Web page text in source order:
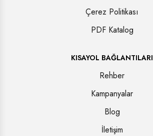
Çerez Politikası
PDF Katalog
KISAYOL BAĞLANTILARI
Rehber
Kampanyalar
Blog
İletişim